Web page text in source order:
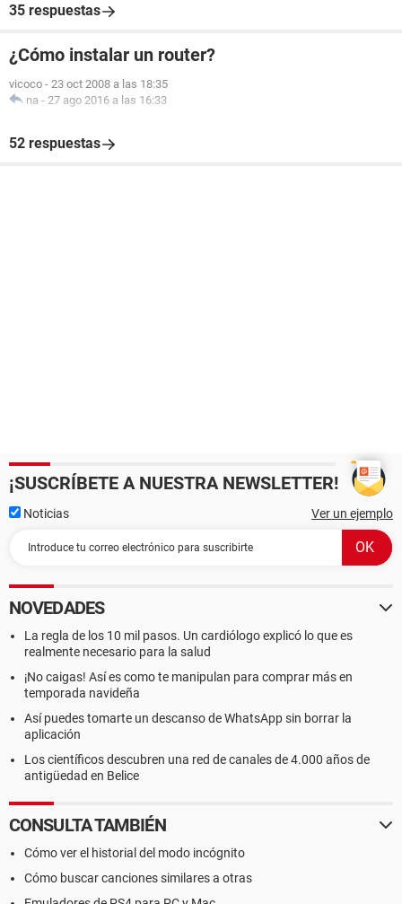
35 respuestas
¿Cómo instalar un router?
vicoco - 23 oct 2008 a las 18:35
na - 27 ago 2016 a las 16:33
52 respuestas
¡SUSCRÍBETE A NUESTRA NEWSLETTER!
Noticias Ver un ejemplo
NOVEDADES
La regla de los 10 mil pasos. Un cardiólogo explicó lo que es
realmente necesario para la salud
¡No caigas! Así es como te manipulan para comprar más en
temporada navideña
Así puedes tomarte un descanso de WhatsApp sin borrar la
aplicación
Los científicos descubren una red de canales de 4.000 años de
antigüedad en Belice
CONSULTA TAMBIÉN
Cómo ver el historial del modo incógnito
Cómo buscar canciones similares a otras